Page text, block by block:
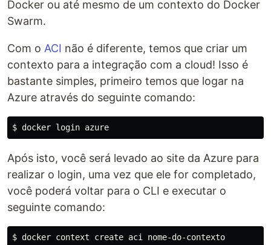
Docker ou até mesmo de um contexto do Docker
Swarm.
Com o ACI não é diferente, temos que criar um
contexto para a integração com a cloud! Isso é
bastante simples, primeiro temos que logar na
Azure através do seguinte comando:
Após isto, você será levado ao site da Azure para
realizar o login, uma vez que ele for completado,
você poderá voltar para o CLI e executar o
seguinte comando: